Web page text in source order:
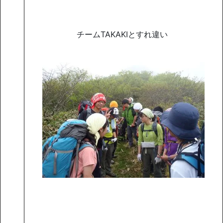
チームTAKAKIとすれ違い